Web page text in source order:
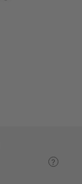
?